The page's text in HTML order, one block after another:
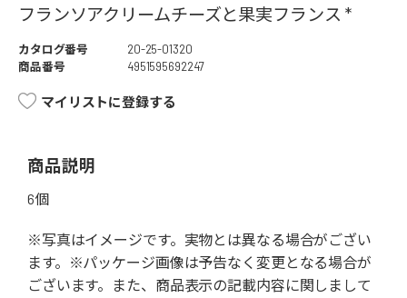
フランソアクリームチーズと果実フランス *
カタログ番号
20-25-01320
商品番号
4951595692247
マイリストに登録する
商品説明
6個
※写真はイメージです。実物とは異なる場合がござい
ます。※パッケージ画像は予告なく変更となる場合が
ございます。また、商品表示の記載内容に関しまして